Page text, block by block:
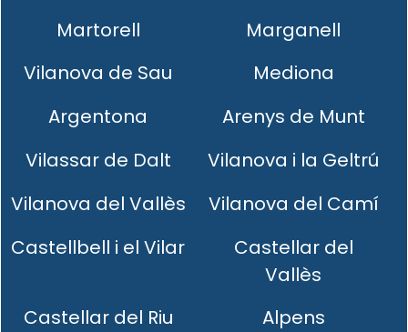
Martorell
Marganell
Vilanova de Sau
Mediona
Argentona
Arenys de Munt
Vilassar de Dalt
Vilanova i la Geltrú
Vilanova del Vallès
Vilanova del Camí
Castellbell i el Vilar
Castellar del
Vallès
Castellar del Riu
Alpens